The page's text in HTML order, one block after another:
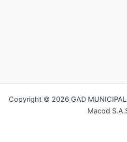
Copyright © 2026 GAD
Macod